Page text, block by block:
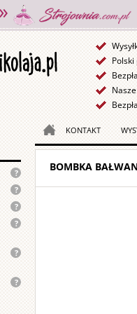
Nasz
podstawowy
strój
Mikołaja
wykonany
z
mocnego
polaru
składa
się
z
kurtki,
Lekki
strój
Mikołaja
wykonany
z
weluru
przeznaczony
przede
wszystkim
do
Strój
Mikołaja
wykonany
z
mocnego
polaru,
obszyty
futerkiem
o
Strój
Mikołaja
dla
profesjonalistów.
Uszyty
z
mocnego
polaru,
Luksusowy
strój
Mikołaja
uszyty
z
Strój
Mikołaja
z
KONTAKT
BOMBKA